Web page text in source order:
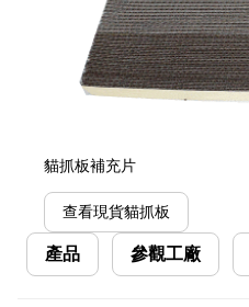
貓抓板補充片
查看現貨貓抓板
產品 參觀工廠